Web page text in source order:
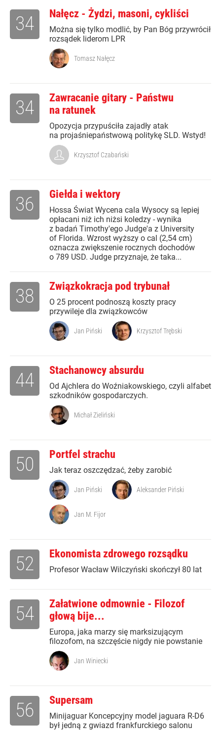
Nałęcz - Żydzi, masoni, cykliści
Można się tylko modlić, by Pan Bóg przywrócił
rozsądek liderom LPR
34
Tomasz Nałęcz
Zawracanie gitary - Państwu
na ratunek
Opozycja przypuściła zajadły atak
na projaśniepaństwową politykę SLD. Wstyd!
34
Krzysztof Czabański
Giełda i wektory
Hossa Świat Wycena cala Wysocy są lepiej
opłacani niż ich niżsi koledzy - wynika
z badań Timothy'ego Judge'a z University
of Florida. Wzrost wyższy o cal (2,54 cm)
oznacza zwiększenie rocznych dochodów
o 789 USD. Judge przyznaje, że taka...
36
Związkokracja pod trybunał
O 25 procent podnoszą koszty pracy
przywileje dla związkowców
38
Jan Piński Krzysztof Trębski
Stachanowcy absurdu
Od Ajchlera do Woźniakowskiego, czyli alfabet
szkodników gospodarczych.
44
Michał Zieliński
Portfel strachu
Jak teraz oszczędzać, żeby zarobić
50
Jan Piński Aleksander Piński
Jan M. Fijor
Ekonomista zdrowego rozsądku
Profesor Wacław Wilczyński skończył 80 lat
52
Załatwione odmownie - Filozof
głową bije...
Europa, jaka marzy się marksizującym
filozofom, na szczęście nigdy nie powstanie
54
Jan Winiecki
Supersam
Minijaguar Koncepcyjny model jaguara R-D6
był jedną z gwiazd frankfurckiego salonu
56